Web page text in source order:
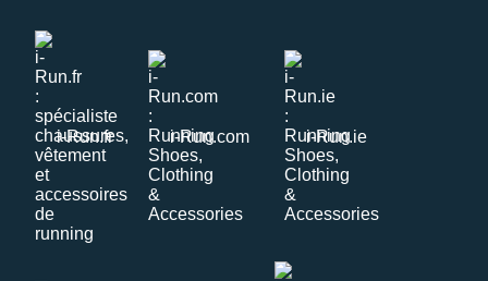
i-Run.fr i-Run.com i-Run.ie